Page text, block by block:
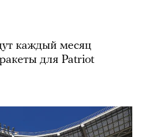
каждый месяц
для Patriot